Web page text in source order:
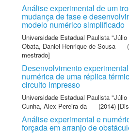
Análise experimental de um
mudança de fase e
modelo numérico simplificado
Universidade Estadual Paulista
Obata, Daniel Henrique de Sousa
mestrado]
Desenvolvimento
numérica de uma réplica
circuito impresso
Universidade Estadual Paulista
Cunha, Alex Pereira da
(2014)
Análise experimental e
forçada em arranjo de